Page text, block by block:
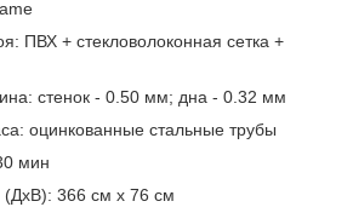
ПВХ + стекловолоконная сетка +
стенок - 0.50 мм; дна - 0.32 мм
оцинкованные стальные трубы
мин
(ДхВ): 366 см х 76 см